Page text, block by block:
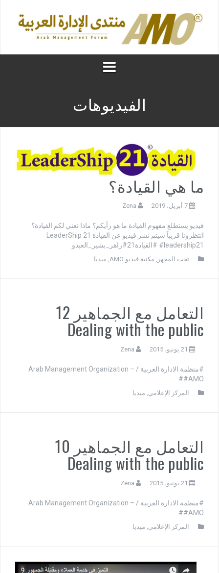
الفيديوهات
ما هي القيادة؟
7 أبريل، 2019 Zena
فيديو يستطلع مفهوم القيادة ما هو رأيكم؟ ماذا تعني لكم القيادة؟
انتظرونا قريباً سيتم نشر فيديو عن القيادة 21 LeaderShip
#leadership21 #القيادة21#زاهر_بشير_العبدو
تحت المجهر , مكتبة فيديو AMO , ميديا
التعامل مع الجماهير 12
Dealing with the public
21 يونيو، 2015 Zena
#منظمة الادارة العربية / Arab Management Organization –
#AMO#
المركز الإعلامي , ميديا
التعامل مع الجماهير 10
Dealing with the public
21 يونيو، 2015 Zena
#منظمة الادارة العربية / Arab Management Organization –
#AMO#
المركز الإعلامي , ميديا